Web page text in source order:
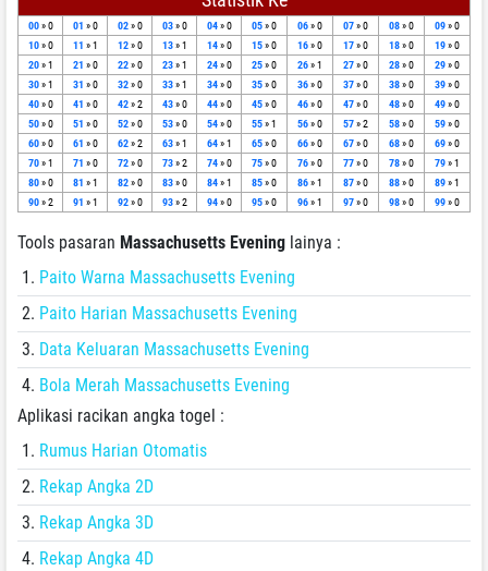
00» 0 01 » 0 02» 0 03» 0 04» 0 05» 0 06» 0 07» 0 08» 0 09» 0
10» 0 11 » 1 12» 0 13» 1 14» 0 15» 0 16» 0 17» 0 18» 0 19» 0
20» 1 21 » 0 22» 0 23» 1 24» 0 25» 0 26» 1 27» 0 28» 0 29» 0
30» 1 31 » 0 32» 0 33» 1 34» 0 35» 0 36» 0 37» 0 38» 0 39» 0
40» 0 41 » 0 42» 2 43» 0 44» 0 45» 0 46» 0 47» 0 48» 0 49» 0
50» 0 51 » 0 52» 0 53» 0 54» 0 55» 1 56» 0 57» 2 58» 0 59» 0
60» 0 61 » 0 62» 2 63» 1 64» 1 65» 0 66» 0 67» 0 68» 0 69» 0
70» 1 71 » 0 72» 0 73» 2 74» 0 75» 0 76» 0 77» 0 78» 0 79» 1
80» 0 81 » 1 82» 0 83» 0 84» 1 85» 0 86» 1 87» 0 88» 0 89» 1
90» 2 91 » 1 92» 0 93» 2 94» 0 95» 0 96» 1 97» 0 98» 0 99» 0
Tools pasaran Massachusetts Evening lainya :
Paito Warna Massachusetts Evening
Paito Harian Massachusetts Evening
Data Keluaran Massachusetts Evening
Bola Merah Massachusetts Evening
Aplikasi racikan angka togel :
Rumus Harian Otomatis
Rekap Angka 2D
Rekap Angka 3D
Rekap Angka 4D